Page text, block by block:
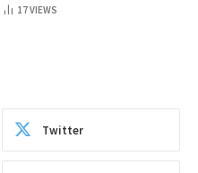
17VIEWS
Twitter